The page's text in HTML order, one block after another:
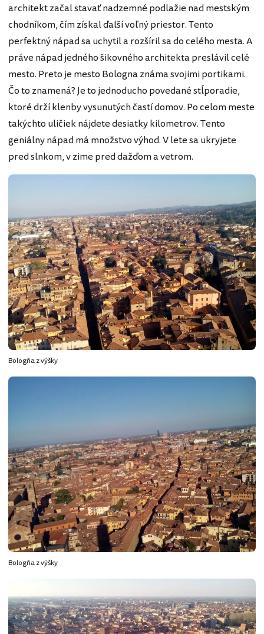
architekt začal stavať nadzemné podlažie nad mestským
chodníkom, čím získal ďalší voľný priestor. Tento
perfektný nápad sa uchytil a rozšíril sa do celého mesta. A
práve nápad jedného šikovného architekta preslávil celé
mesto. Preto je mesto Bologna známa svojimi portikami.
Čo to znamená? Je to jednoducho povedané stĺporadie,
ktoré drží klenby vysunutých častí domov. Po celom meste
takýchto uličiek nájdete desiatky kilometrov. Tento
geniálny nápad má množstvo výhod. V lete sa ukryjete
pred slnkom, v zime pred dažďom a vetrom.
Bologňa z výšky
Bologňa z výšky